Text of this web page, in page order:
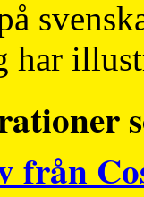
har
från